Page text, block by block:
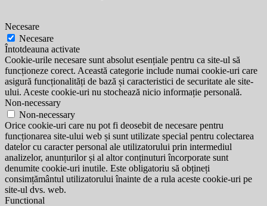
Necesare
Necesare
Întotdeauna activate
Cookie-urile necesare sunt absolut esențiale pentru ca site-ul să
funcționeze corect. Această categorie include numai cookie-uri care
asigură funcționalități de bază și caracteristici de securitate ale site-
ului. Aceste cookie-uri nu stochează nicio informație personală.
Non-necessary
Non-necessary
Orice cookie-uri care nu pot fi deosebit de necesare pentru
funcționarea site-ului web și sunt utilizate special pentru colectarea
datelor cu caracter personal ale utilizatorului prin intermediul
analizelor, anunțurilor și al altor conținuturi încorporate sunt
denumite cookie-uri inutile. Este obligatoriu să obțineți
consimțământul utilizatorului înainte de a rula aceste cookie-uri pe
site-ul dvs. web.
Functional